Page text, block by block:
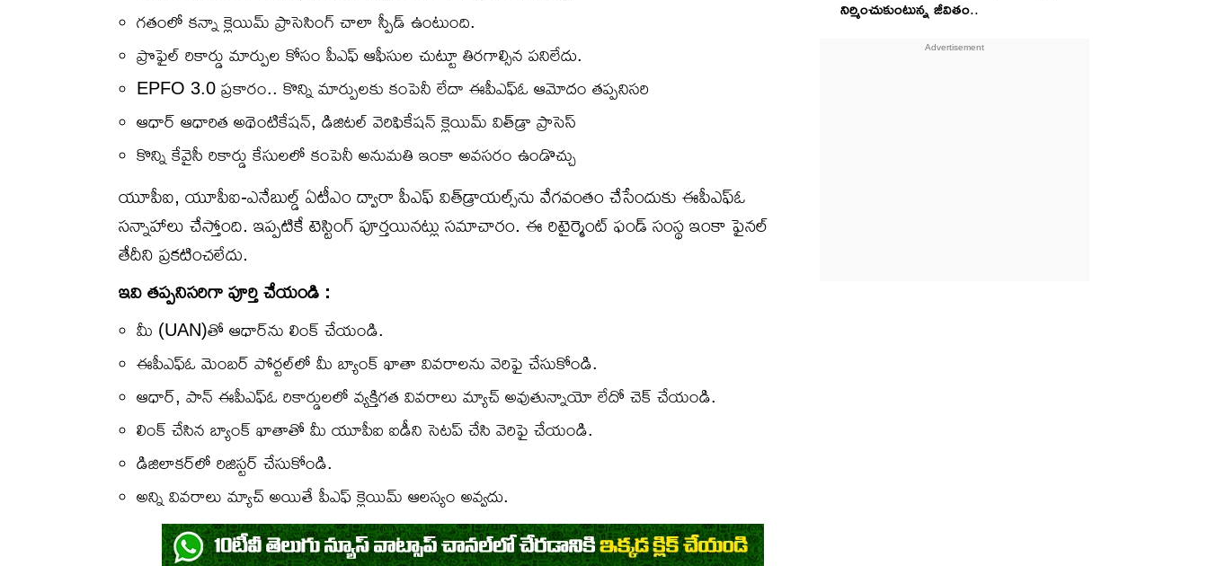
గతంలో కన్నా క్లెయిమ్ ప్రాసెసింగ్ చాలా స్పీడ్ ఉంటుంది.
ప్రొఫైల్ రికార్డు మార్పుల కోసం పీఎఫ్ ఆఫీసుల చుట్టూ తిరగాల్సిన పనిలేదు.
EPFO ​​3.0 ప్రకారం.. కొన్ని మార్పులకు కంపెనీ లేదా ఈపీఎఫ్ఓ ​​ఆమోదం తప్పనిసరి
ఆధార్ ఆధారిత అథెంటికేషన్, డిజిటల్ వెరిఫికేషన్ క్లెయిమ్ విత్‌డ్రా ప్రాసెస్
కొన్ని కేవైసీ రికార్డు కేసులలో కంపెనీ అనుమతి ఇంకా అవసరం ఉండొచ్చు
యూపీఐ, యూపీఐ-ఎనేబుల్డ్ ఏటీఎం ద్వారా పీఎఫ్ విత్‌డ్రాయల్స్‌ను వేగవంతం చేసేందుకు ఈపీఎఫ్ఓ ​​
సన్నాహాలు చేస్తోంది. ఇప్పటికే టెస్టింగ్ పూర్తయినట్లు సమాచారం. ఈ రిటైర్మెంట్ ఫండ్ సంస్థ ఇంకా ఫైనల్
తేదీని ప్రకటించలేదు.
ఇవి తప్పనిసరిగా పూర్తి చేయండి :
మీ (UAN)తో ఆధార్‌ను లింక్ చేయండి.
ఈపీఎఫ్ఓ ​​మెంబర్ పోర్టల్‌లో మీ బ్యాంక్ ఖాతా వివరాలను వెరిఫై చేసుకోండి.
ఆధార్, పాన్ ఈపీఎఫ్ఓ ​​రికార్డులలో వ్యక్తిగత వివరాలు మ్యాచ్ అవుతున్నాయో లేదో చెక్ చేయండి.
లింక్ చేసిన బ్యాంక్ ఖాతాతో మీ యూపీఐ ఐడీని సెటప్ చేసి వెరిఫై చేయండి.
డిజిలాకర్‌లో రిజిస్టర్ చేసుకోండి.
అన్ని వివరాలు మ్యాచ్ అయితే పీఎఫ్ క్లెయిమ్ ఆలస్యం అవ్వదు.
నిర్మించుకుంటున్న జీవితం..